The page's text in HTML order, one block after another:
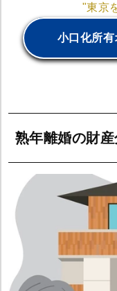
"東京
小口化所
熟年離婚の財